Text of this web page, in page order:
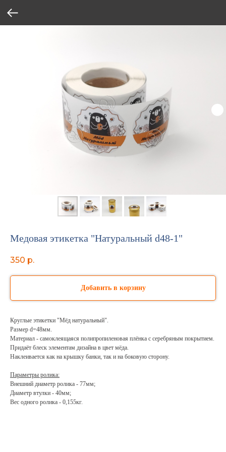
Медовая этикетка "Натуральный d48-1"
350 р.
Добавить в корзину
Круглые этикетки "Мёд натуральный".
Размер d=48мм.
Материал - самоклеящаяся полипропиленовая плёнка с серебряным покрытием.
Придаёт блеск элементам дизайна в цвет мёда.
Наклеивается как на крышку банки, так и на боковую сторону.
Параметры ролика:
Внешний диаметр ролика - 77мм;
Диаметр втулки - 40мм;
Вес одного ролика - 0,155кг.